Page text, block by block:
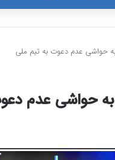
حواشی عدم دعوت به تیم ملی
حواشی عدم